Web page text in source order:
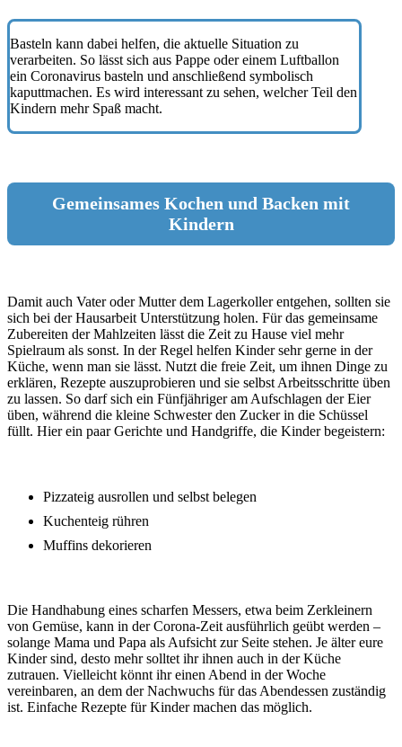
Basteln kann dabei helfen, die aktuelle Situation zu
verarbeiten. So lässt sich aus Pappe oder einem Luftballon
ein Coronavirus basteln und anschließend symbolisch
kaputtmachen. Es wird interessant zu sehen, welcher Teil den
Kindern mehr Spaß macht.
Gemeinsames Kochen und Backen mit
Kindern
Damit auch Vater oder Mutter dem Lagerkoller entgehen, sollten sie
sich bei der Hausarbeit Unterstützung holen. Für das gemeinsame
Zubereiten der Mahlzeiten lässt die Zeit zu Hause viel mehr
Spielraum als sonst. In der Regel helfen Kinder sehr gerne in der
Küche, wenn man sie lässt. Nutzt die freie Zeit, um ihnen Dinge zu
erklären, Rezepte auszuprobieren und sie selbst Arbeitsschritte üben
zu lassen. So darf sich ein Fünfjähriger am Aufschlagen der Eier
üben, während die kleine Schwester den Zucker in die Schüssel
füllt. Hier ein paar Gerichte und Handgriffe, die Kinder begeistern:
Pizzateig ausrollen und selbst belegen
Kuchenteig rühren
Muffins dekorieren
Die Handhabung eines scharfen Messers, etwa beim Zerkleinern
von Gemüse, kann in der Corona-Zeit ausführlich geübt werden –
solange Mama und Papa als Aufsicht zur Seite stehen. Je älter eure
Kinder sind, desto mehr solltet ihr ihnen auch in der Küche
zutrauen. Vielleicht könnt ihr einen Abend in der Woche
vereinbaren, an dem der Nachwuchs für das Abendessen zuständig
ist. Einfache Rezepte für Kinder machen das möglich.